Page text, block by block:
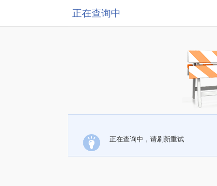
正在查询中
正在查询中，请刷新重试